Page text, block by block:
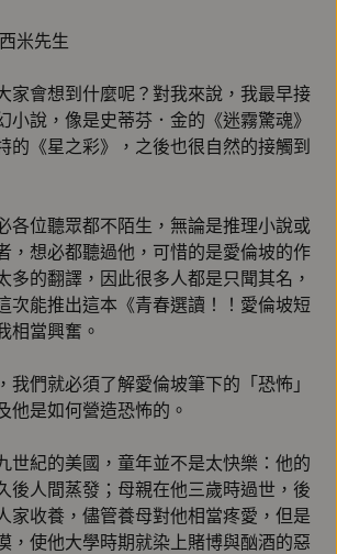
米先生
家會想到什麼呢？對我來說，我最早接
小說，像是史蒂芬．金的《迷霧驚魂》
的《星之彩》，之後也很自然的接觸到
各位聽眾都不陌生，無論是推理小說或
，想必都聽過他，可惜的是愛倫坡的作
多的翻譯，因此很多人都是只聞其名，
次能推出這本《青春選讀！！愛倫坡短
相當興奮。
我們就必須了解愛倫坡筆下的「恐怖」
他是如何營造恐怖的。
世紀的美國，童年並不是太快樂：他的
後人間蒸發；母親在他三歲時過世，後
家收養，儘管養母對他相當疼愛，但是
，使他大學時期就染上賭博與酗酒的惡